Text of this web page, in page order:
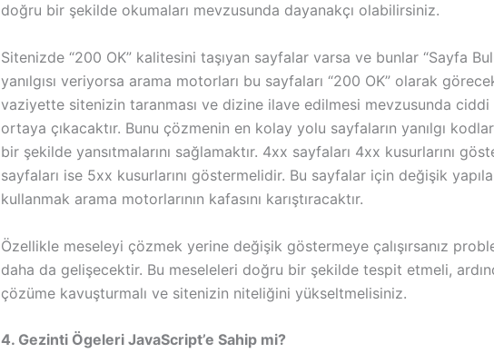
doğru bir şekilde okumaları mevzusunda dayanakçı olabilirsiniz.
Sitenizde “200 OK” kalitesini taşıyan sayfalar varsa ve bunlar “Sayfa
yanılgısı veriyorsa arama motorları bu sayfaları “200 OK” olarak
vaziyette sitenizin taranması ve dizine ilave edilmesi mevzusunda
ortaya çıkacaktır. Bunu çözmenin en kolay yolu sayfaların yanılgı
bir şekilde yansıtmalarını sağlamaktır. 4xx sayfaları 4xx kusurlarını
sayfaları ise 5xx kusurlarını göstermelidir. Bu sayfalar için değişik
kullanmak arama motorlarının kafasını karıştıracaktır.
Özellikle meseleyi çözmek yerine değişik göstermeye çalışırsanız
daha da gelişecektir. Bu meseleleri doğru bir şekilde tespit etmeli,
çözüme kavuşturmalı ve sitenizin niteliğini yükseltmelisiniz.
4. Gezinti Ögeleri JavaScript’e Sahip mi?